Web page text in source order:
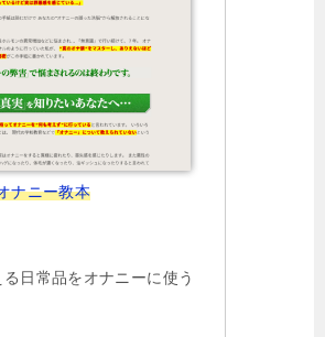
ナニー教本
日常品をオナニーに使う